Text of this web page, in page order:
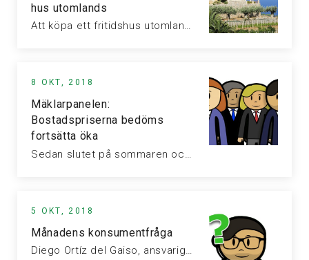
hus utomlands
Att köpa ett fritidshus utomlands har blivit allt mer populärt men många…
8 OKT, 2018
Mäklarpanelen:
Bostadspriserna bedöms
fortsätta öka
5 OKT, 2018
Månadens konsumentfråga
Diego Ortíz del Gaiso, ansvarig för konsumentrelationer på Fastighetsmäklarförbundet, pratar dagligen med…